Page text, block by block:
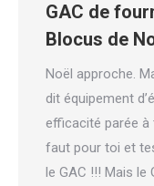
GAC de
Blocus de
Noël approche.
dit équipement
efficacité parée à
faut pour toi et
le GAC !!! Mais le